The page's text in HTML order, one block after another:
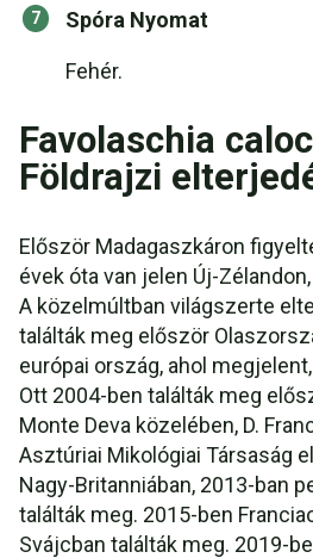
Spóra Nyomat
Fehér.
Favolaschia
Földrajzi
Először Madagaszkáron
évek óta van jelen Új-
A közelmúltban világszerte
találták meg először
európai ország, ahol
Ott 2004-ben találták meg
Monte Deva közelében, D.
Asztúriai Mikológiai Társaság
Nagy-Britanniában, 2013-ban
találták meg. 2015-ben
Svájcban találták meg. 2019-